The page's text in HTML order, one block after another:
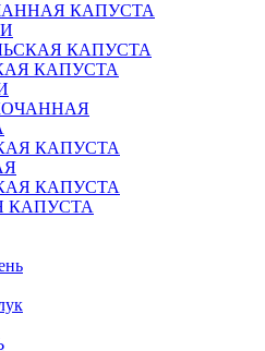
КАПУСТА
КАПУСТА
КАПУСТА
КАПУСТА
КАПУСТА
КАПУСТА